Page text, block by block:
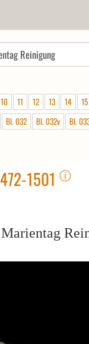
10 11 12 13 14
15
Bl. 032 Bl. 032v
Bl.
1501 ⓘ